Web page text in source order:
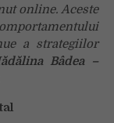
online. Aceste
a strategiilor
Bâdea –